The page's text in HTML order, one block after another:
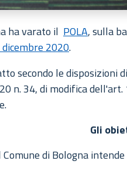
ha varato il POLA, sulla
dicembre 2020.
secondo le disposizioni
n. 34, di modifica
Gli
di Bologna